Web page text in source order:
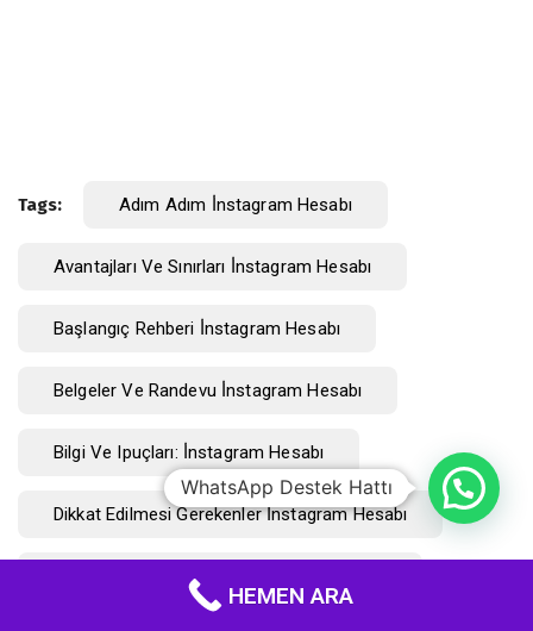
Tags: Adım Adım İ̇nstagram Hesabı
Avantajları Ve Sınırları İ̇nstagram Hesabı
Başlangıç Rehberi İ̇nstagram Hesabı
Belgeler Ve Randevu İ̇nstagram Hesabı
Bilgi Ve Ipuçları: İ̇nstagram Hesabı
Dikkat Edilmesi Gerekenler İ̇nstagram Hesabı
Güvenilir Hizmet Seçimi İ̇nstagram Hesabı
WhatsApp Destek Hattı
HEMEN ARA